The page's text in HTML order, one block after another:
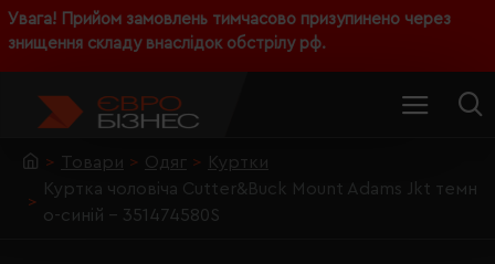
Увага! Прийом замовлень тимчасово призупинено через
знищення складу внаслідок обстрілу рф.
Товари Одяг
Куртки
Куртка чоловіча Cutter&Buck Mount Adams Jkt темн
о-синій - 351474580S